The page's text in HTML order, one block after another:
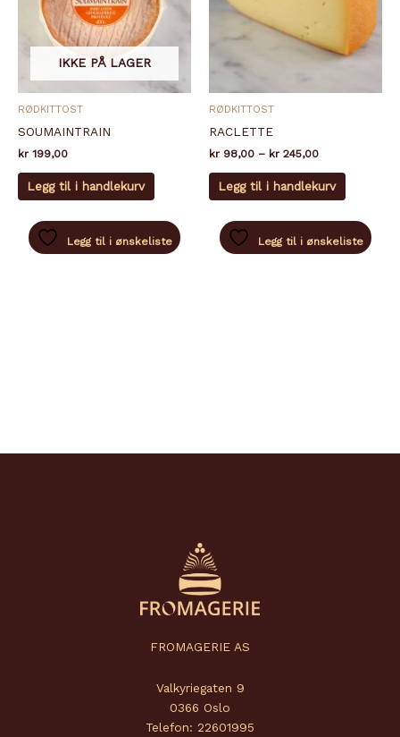
IKKE PÅ LAGER
RØDKITTOST
SOUMAINTRAIN
kr 199,00
Legg til i handlekurv
Legg til i ønskeliste
RØDKITTOST
RACLETTE
kr 98,00 – kr 245,00Prisområde:
til
kr 245,00
Legg til i handlekurv
Dette
flere
varianter.
Legg til i ønskeliste
FROMAGERIE AS
Valkyriegaten 9
0366 Oslo
Telefon: 22601995